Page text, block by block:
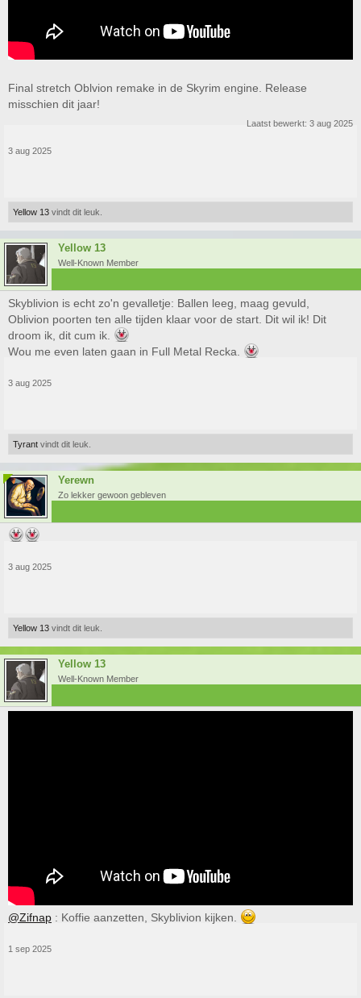
Final stretch Oblvion remake in de Skyrim engine. Release
misschien dit jaar!
Laatst bewerkt: 3 aug 2025
3 aug 2025
Yellow 13 vindt dit leuk.
Yellow 13
Well-Known Member
Skyblivion is echt zo'n gevalletje: Ballen leeg, maag gevuld,
Oblivion poorten ten alle tijden klaar voor de start. Dit wil ik! Dit
droom ik, dit cum ik.
Wou me even laten gaan in Full Metal Recka.
3 aug 2025
Tyrant vindt dit leuk.
Yerewn
Zo lekker gewoon gebleven
3 aug 2025
Yellow 13 vindt dit leuk.
Yellow 13
Well-Known Member
@Zifnap : Koffie aanzetten, Skyblivion kijken.
1 sep 2025